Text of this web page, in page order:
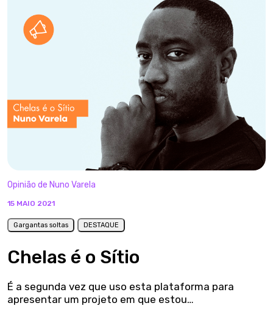
Opinião de Nuno Varela
15 MAIO 2021
Gargantas soltas DESTAQUE
Chelas é o Sítio
É a segunda vez que uso esta plataforma para
apresentar um projeto em que estou…